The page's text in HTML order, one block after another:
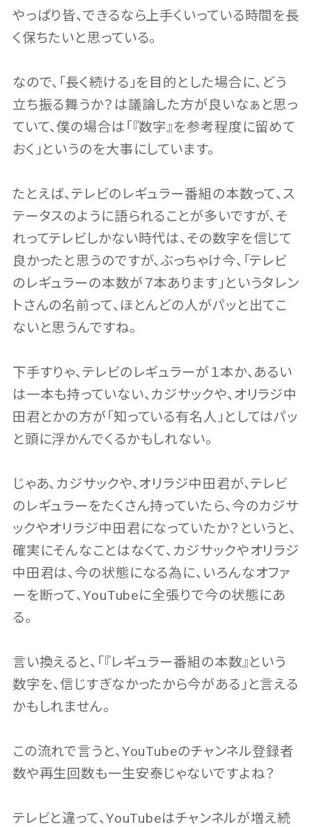
やっぱり皆、できるなら上手くいっている時間を長
く保ちたいと思っている。
なので、「長く続ける」を目的とした場合に、どう
立ち振る舞うか？は議論した方が良いなぁと思っ
ていて、僕の場合は「『数字』を参考程度に留めて
おく」というのを大事にしています。
たとえば、テレビのレギュラー番組の本数って、ス
テータスのように語られることが多いですが、そ
れってテレビしかない時代は、その数字を信じて
良かったと思うのですが、ぶっちゃけ今、「テレビ
のレギュラーの本数が７本あります」というタレン
トさんの名前って、ほとんどの人がパッと出てこ
ないと思うんですね。
下手すりゃ、テレビのレギュラーが１本か、あるい
は一本も持っていない、カジサックや、オリラジ中
田君とかの方が「知っている有名人」としてはパッ
と頭に浮かんでくるかもしれない。
じゃあ、カジサックや、オリラジ中田君が、テレビ
のレギュラーをたくさん持っていたら、今のカジサ
ックやオリラジ中田君になっていたか？というと、
確実にそんなことはなくて、カジサックやオリラジ
中田君は、今の状態になる為に、いろんなオファ
ーを断って、YouTubeに全張りで今の状態にあ
る。
言い換えると、「『レギュラー番組の本数』という
数字を、信じすぎなかったから今がある」と言える
かもしれません。
この流れで言うと、YouTubeのチャンネル登録者
数や再生回数も一生安泰じゃないですよね？
テレビと違って、YouTubeはチャンネルが増え続